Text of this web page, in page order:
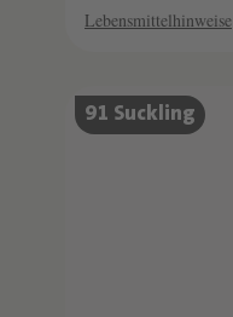
Lebensmittelhinweise
91 Suckling